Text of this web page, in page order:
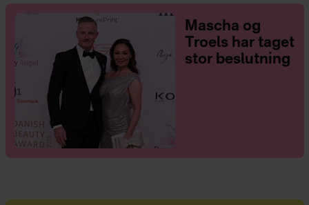
Mascha og
Troels har taget
stor beslutning